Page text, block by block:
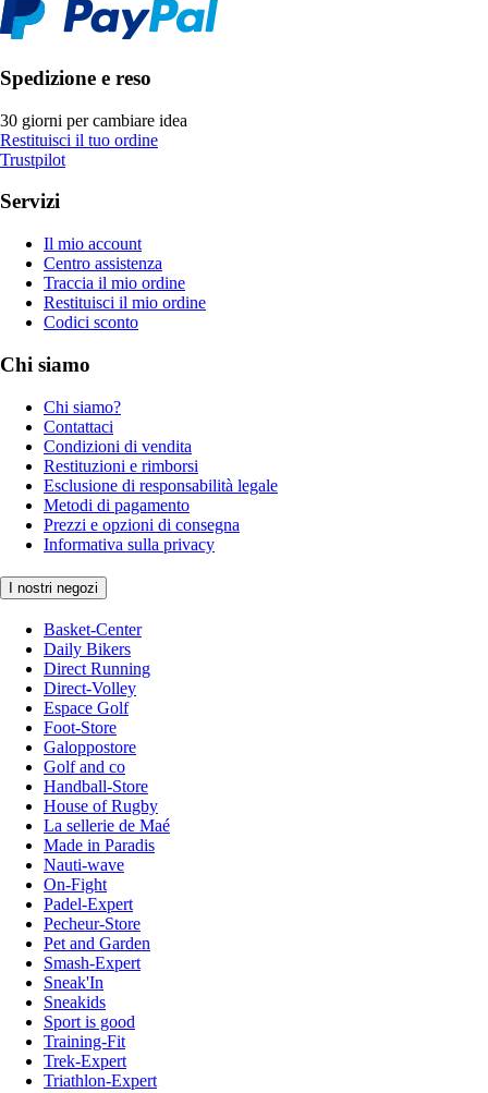
Spedizione e reso
30 giorni per cambiare idea
Restituisci il tuo ordine
Trustpilot
Servizi
Il mio account
Centro assistenza
Traccia il mio ordine
Restituisci il mio ordine
Codici sconto
Chi siamo
Chi siamo?
Contattaci
Condizioni di vendita
Restituzioni e rimborsi
Esclusione di responsabilità legale
Metodi di pagamento
Prezzi e opzioni di consegna
Informativa sulla privacy
I nostri negozi
Basket-Center
Daily Bikers
Direct Running
Direct-Volley
Espace Golf
Foot-Store
Galoppostore
Golf and co
Handball-Store
House of Rugby
La sellerie de Maé
Made in Paradis
Nauti-wave
On-Fight
Padel-Expert
Pecheur-Store
Pet and Garden
Smash-Expert
Sneak'In
Sneakids
Sport is good
Training-Fit
Trek-Expert
Triathlon-Expert